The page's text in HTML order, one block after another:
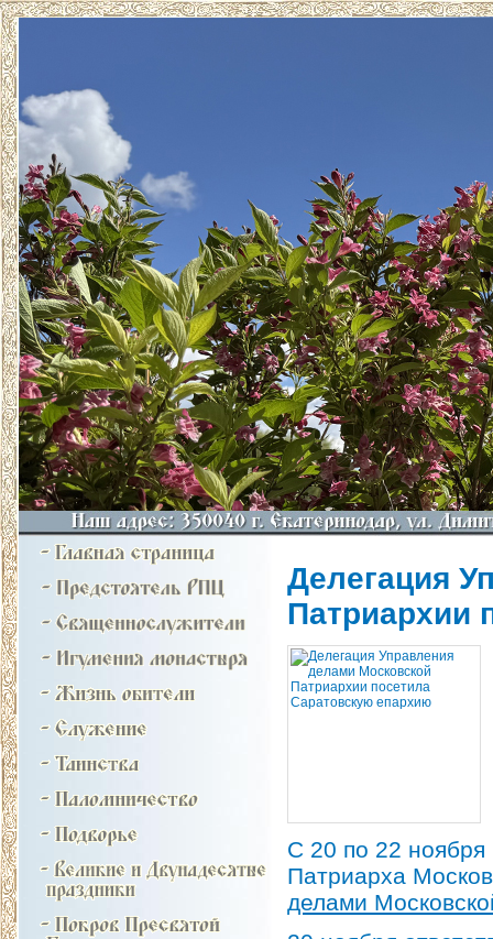
Делегация
Патриархии
С 20 по 22 ноября
Патриарха
делами